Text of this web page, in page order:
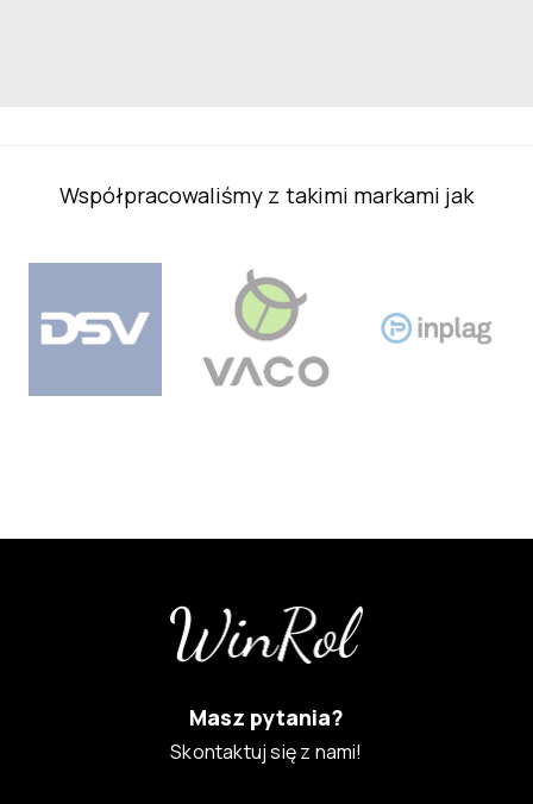
Współpracowaliśmy z takimi markami jak
Masz pytania?
Skontaktuj się z nami!